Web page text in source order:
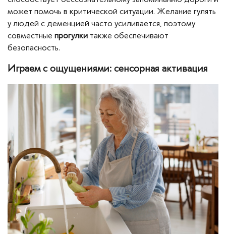
может помочь в критической ситуации. Желание гулять
у людей с деменцией часто усиливается, поэтому
совместные прогулки также обеспечивают
безопасность.
Играем с ощущениями: сенсорная активация